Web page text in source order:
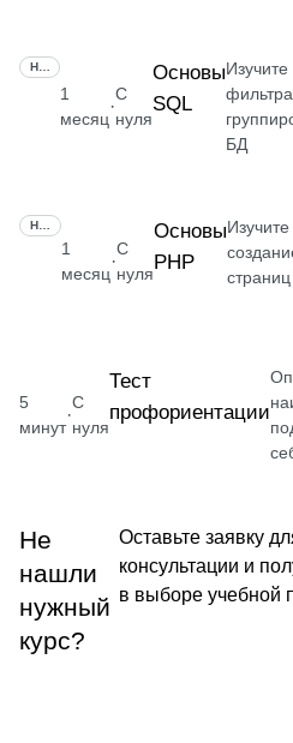
1
месяц
·
С
нуля
Основы
SQL
Изучите
БД
1
месяц
·
С
нуля
Основы
PHP
страниц
5
минут
·
С
нуля
Тест
профориентации
Не
нашли
нужный
курс?
Оставьте заявку
консультации и
в выборе учебной